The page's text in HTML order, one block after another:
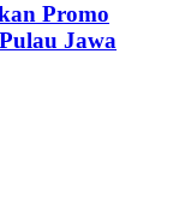
Promo
Jawa